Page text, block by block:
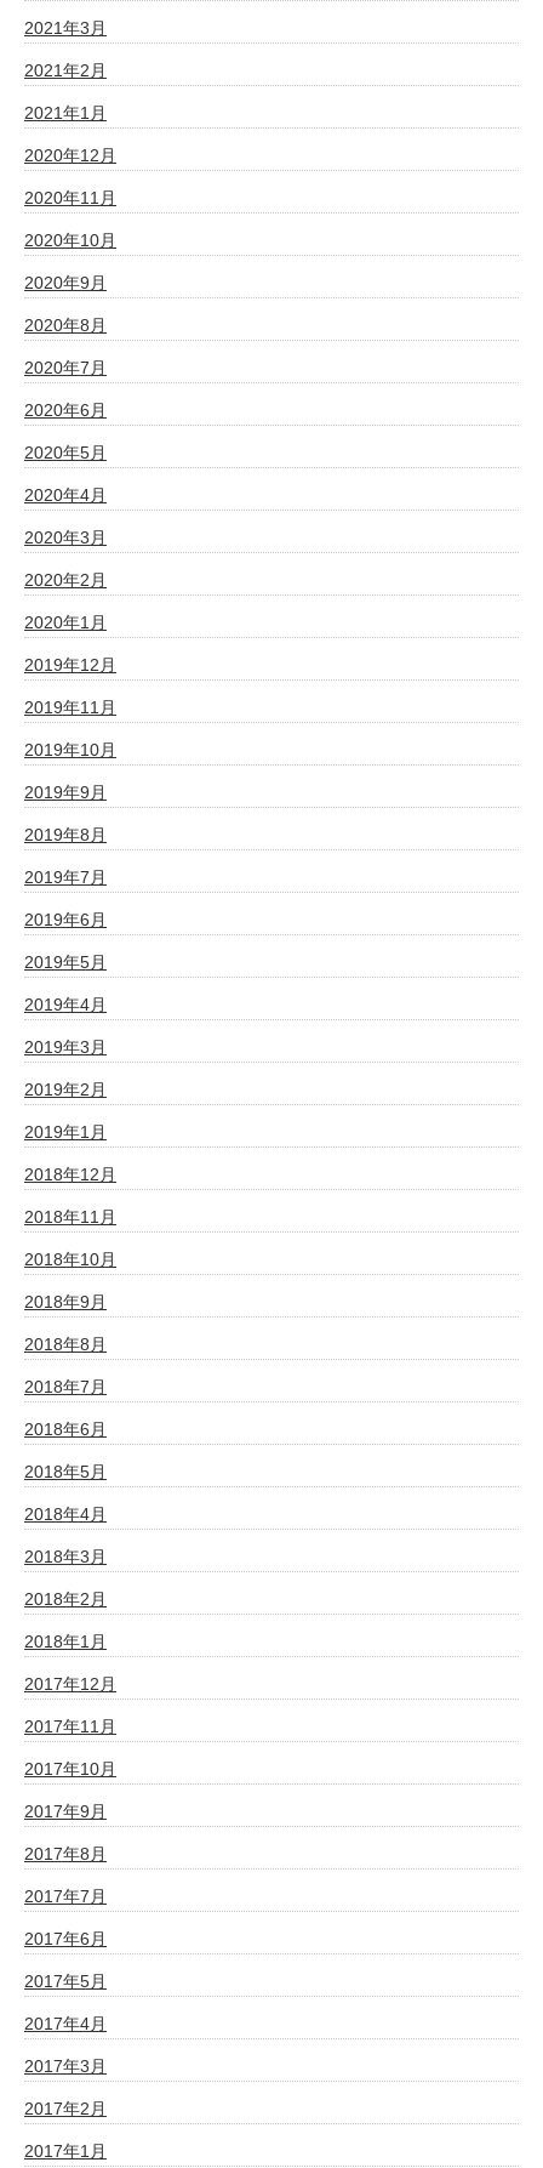
2021年3月
2021年2月
2021年1月
2020年12月
2020年11月
2020年10月
2020年9月
2020年8月
2020年7月
2020年6月
2020年5月
2020年4月
2020年3月
2020年2月
2020年1月
2019年12月
2019年11月
2019年10月
2019年9月
2019年8月
2019年7月
2019年6月
2019年5月
2019年4月
2019年3月
2019年2月
2019年1月
2018年12月
2018年11月
2018年10月
2018年9月
2018年8月
2018年7月
2018年6月
2018年5月
2018年4月
2018年3月
2018年2月
2018年1月
2017年12月
2017年11月
2017年10月
2017年9月
2017年8月
2017年7月
2017年6月
2017年5月
2017年4月
2017年3月
2017年2月
2017年1月